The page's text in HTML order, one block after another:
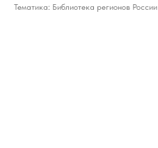
Тематика: Библиотека регионов России